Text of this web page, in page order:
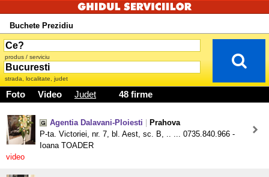
Buchete Prezidiu
produs / serviciu
strada, localitate, judet
Foto Video Judet 48 firme
Agentia Dalavani-Ploiesti
Prahova
P-ta. Victoriei, nr. 7, bl. Aest, sc. B, .. ... 0735.840.966 -
Ioana TOADER
video